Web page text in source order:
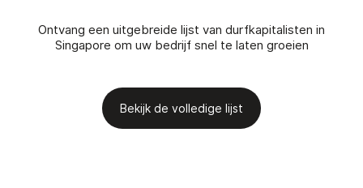
Ontvang een uitgebreide lijst van durfkapitalisten in
Singapore om uw bedrijf snel te laten groeien
Bekijk de volledige lijst